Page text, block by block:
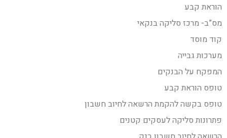
הוראת קבע
מס”ב- מרכז סליקה בנקאי
קוד מוסד
מערכות גבייה
המפקח על הבנקים
טופס הוראת קבע
טופס בקשה להקמת הרשאה לחיוב חשבון
פתרונות סליקה לעסקים קטנים